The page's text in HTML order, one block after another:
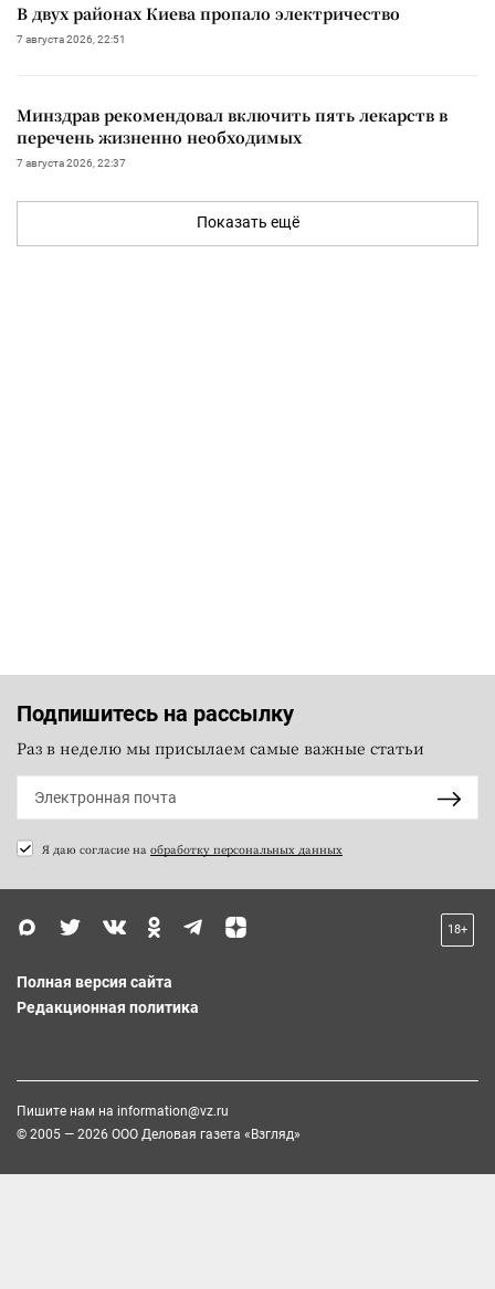
В двух районах Киева пропало электричество
7 августа 2026, 22:51
Минздрав рекомендовал включить пять лекарств в
перечень жизненно необходимых
7 августа 2026, 22:37
Показать ещё
Подпишитесь на рассылку
Раз в неделю мы присылаем самые важные статьи
Я даю согласие на обработку персональных данных
18+
Полная версия сайта
Редакционная политика
Пишите нам на information@vz.ru
© 2005 — 2026 ООО Деловая газета «Взгляд»